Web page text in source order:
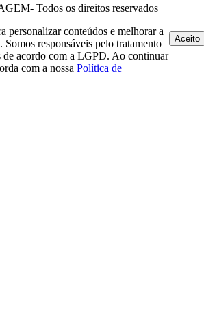
Todos os direitos reservados
personalizar conteúdos e melhorar a
Somos responsáveis pelo tratamento
de acordo com a LGPD. Ao continuar
com a nossa Política de
Aceito